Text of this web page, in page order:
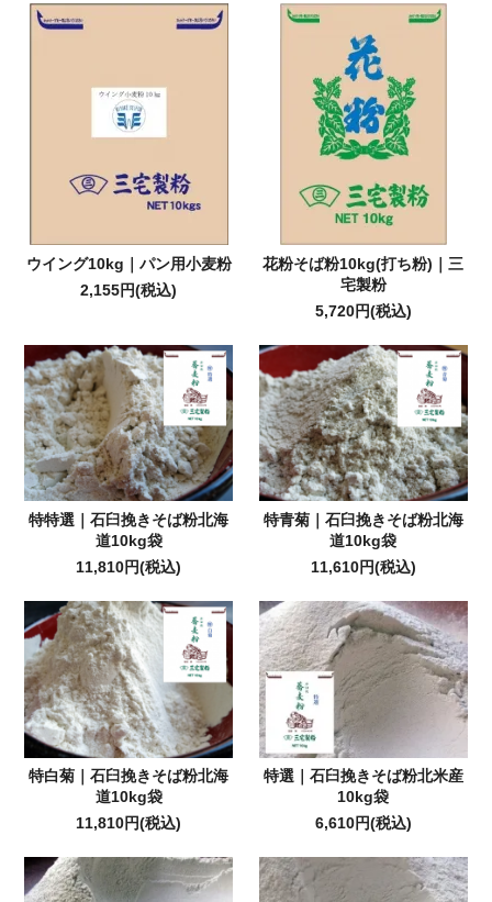
ウイング10kg｜パン用小麦粉
2,155円(税込)
花粉そば粉10kg(打ち粉)｜三
宅製粉
5,720円(税込)
特特選｜石臼挽きそば粉北海
道10kg袋
11,810円(税込)
特青菊｜石臼挽きそば粉北海
道10kg袋
11,610円(税込)
特白菊｜石臼挽きそば粉北海
道10kg袋
11,810円(税込)
特選｜石臼挽きそば粉北米産
10kg袋
6,610円(税込)